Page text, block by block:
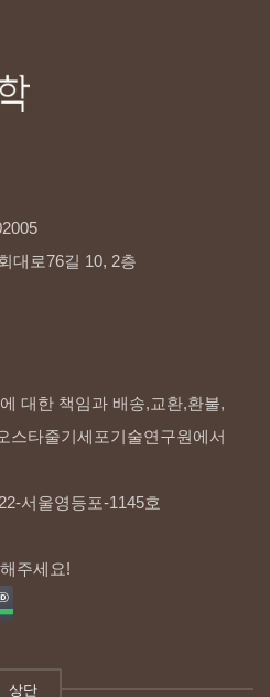
대로76길 10, 2층
대한 책임과 배송,교환,환불,
스타줄기세포기술연구원에서
서울영등포-1145호
주세요!
상단